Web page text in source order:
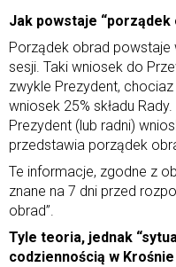
Jak powstaje “porządek
Porządek obrad powstaje
sesji. Taki wniosek do
zwykle Prezydent,
wniosek 25% składu Rady.
Prezydent (lub radni)
przedstawia porządek
Te informacje, zgodne z
znane na 7 dni przed
obrad”.
Tyle teoria, jednak
codziennością w Krośnie